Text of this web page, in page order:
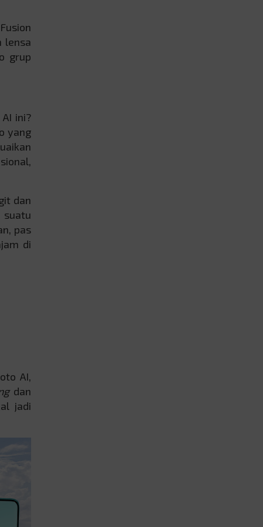
lensa
grup
ini?
yang
dan
suatu
pas
di
AI,
dan
jadi